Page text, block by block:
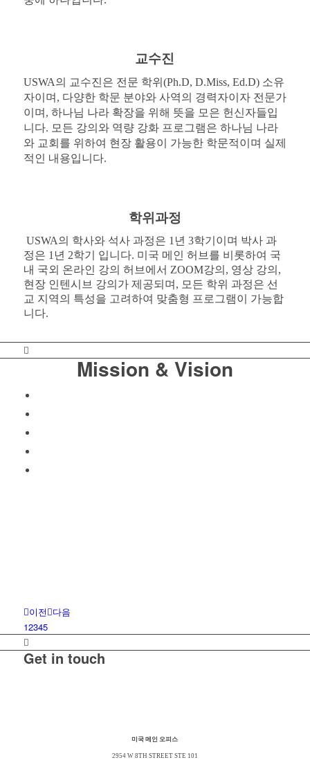
교수진
USWA의 교수진은 전문 학위(Ph.D, D.Miss, Ed.D) 소유
자이며, 다양한 학문 분야와 사역의 경력자이자 전문가
이며, 하나님 나라 확장을 위해 뜻을 모은 헌신자들입
니다. 모든 강의와 역량 강화 프로그램은 하나님 나라
와 교회를 위하여 현장 활용이 가능한 학문적이며 실제
적인 내용입니다.
학위과정
USWA의 학사와 석사 과정은 1년 3학기이며 박사 과
정은 1년 2학기 입니다. 미국 메인 허브를 비롯하여 국
내 국외 온라인 강의 허브에서 ZOOM강의, 영상 강의,
현장 인텐시브 강의가 제공되며, 모든 학위 과정은 선
교 지역의 특성을 고려하여 맞춤형 프로그램이 가능합
니다.
Mission & Vision
이전 다음
12345
Get in touch
미국 메인 오피스
2954 W 8TH STREET STE 101